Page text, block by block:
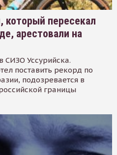
который пересекал
арестовали на
СИЗО Уссурийска.
поставить рекорд по
подозревается в
границы